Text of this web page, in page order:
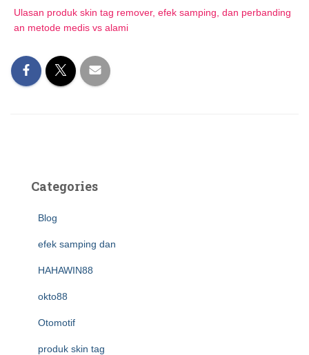
Ulasan produk skin tag remover, efek samping, dan perbanding
an metode medis vs alami
Categories
Blog
efek samping dan
HAHAWIN88
okto88
Otomotif
produk skin tag